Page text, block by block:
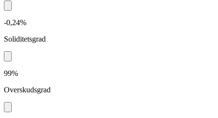
-0,24%
Soliditetsgrad
99%
Overskudsgrad